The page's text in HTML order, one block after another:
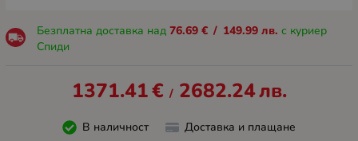
Безплатна доставка над 76.69 € / 149.99 лв. с куриер
Спиди
1371.41€ / 2682.24лв.
В наличност Доставка и плащане